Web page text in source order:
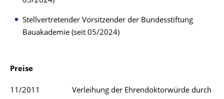
Stellvertretender Vorsitzender der Bundesstiftung
Bauakademie (seit 05/2024)
Preise
11/2011
Verleihung der Ehrendoktorwürde durch